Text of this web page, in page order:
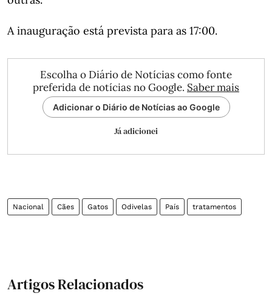
A inauguração está prevista para as 17:00.
Escolha o Diário de Notícias como fonte
preferida de notícias no Google. Saber mais
Adicionar o Diário de Notícias ao Google
Já adicionei
Nacional Cães Gatos Odivelas País tratamentos
Artigos Relacionados